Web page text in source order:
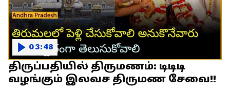
திருப்பதியில் திருமணம்: டிடிடி
வழங்கும் இலவச திருமண சேவை!!
03:48